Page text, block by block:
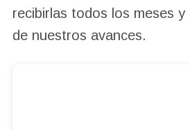
recibirlas todos los meses
de nuestros avances.